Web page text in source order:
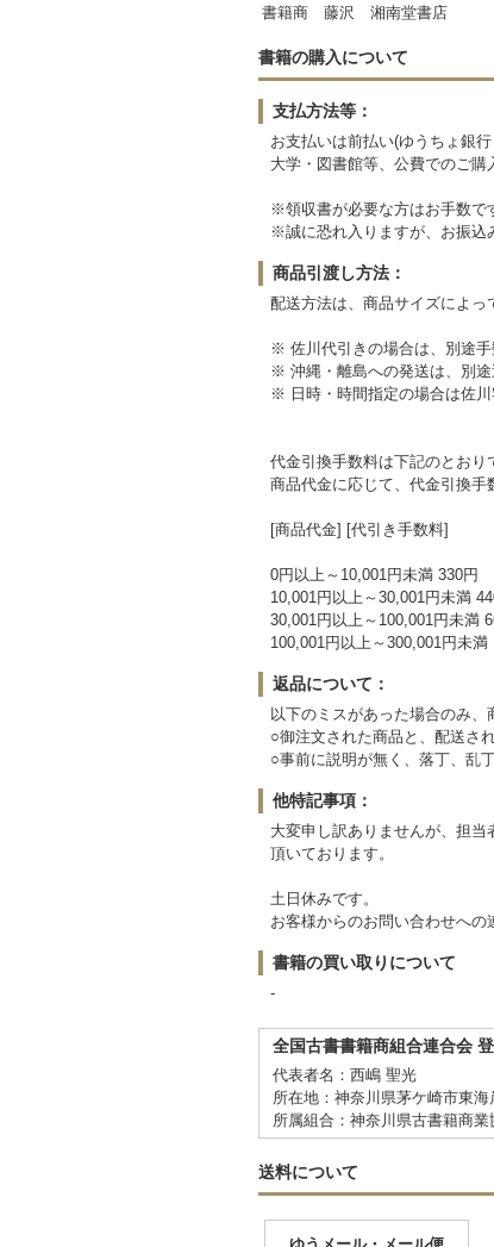
書籍商 藤沢 湘南堂書店
書籍の購入について
支払方法等：
お支払いは前払い(ゆうちょ銀
大学・図書館等、公費でのご購
※領収書が必要な方はお手数で
※誠に恐れ入りますが、お振込
商品引渡し方法：
配送方法は、商品サイズによっ
※ 佐川代引きの場合は、別途手
※ 沖縄・離島への発送は、別途
※ 日時・時間指定の場合は佐川
代金引換手数料は下記のとおり
商品代金に応じて、代金引換手
[商品代金] [代引き手数料]
0円以上～10,001円未満 330円
10,001円以上～30,001円未満
30,001円以上～100,001円未満
100,001円以上～300,001円未満
返品について：
以下のミスがあった場合のみ、
○御注文された商品と、配送さ
○事前に説明が無く、落丁、乱
他特記事項：
大変申し訳ありませんが、担
頂いております。
土日休みです。
お客様からのお問い合わせへの
書籍の買い取りについて
-
全国古書書籍商組合連合会
代表者名：西嶋 聖光
所在地：神奈川県茅ケ崎市東海
所属組合：神奈川県古書籍商業
送料について